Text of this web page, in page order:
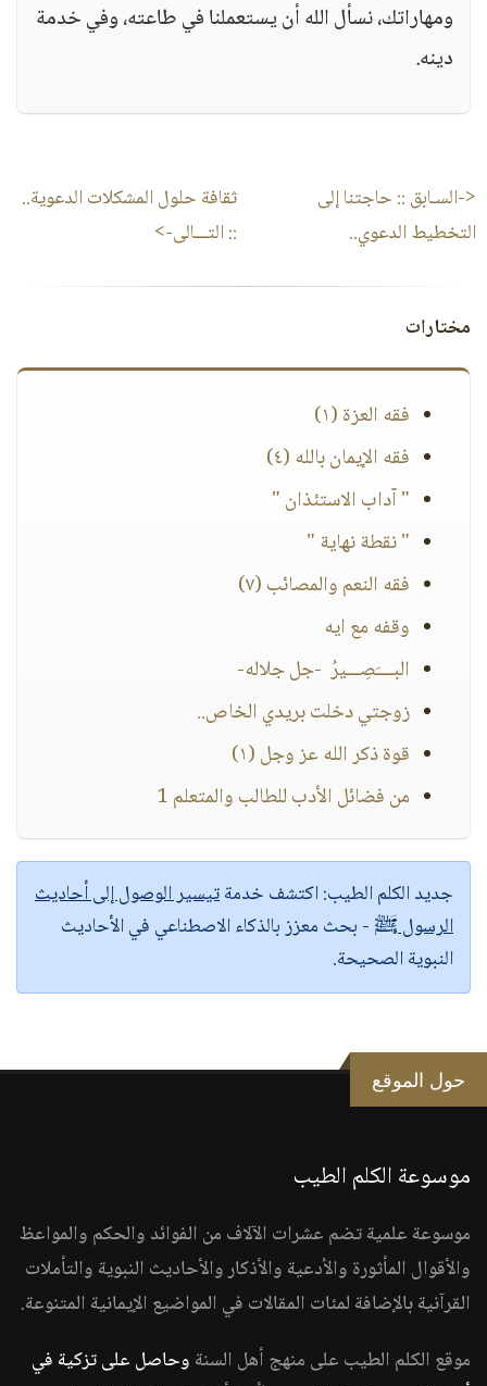
ومهاراتك، نسأل الله أن يستعملنا في طاعته، وفي خدمة
دينه.
<-السـابق :: حاجتنا إلى
التخطيط الدعوي..
ثقافة حلول المشكلات الدعوية..
:: التـــالى->
مختارات
فقه العزة (١)
فقه الإيمان بالله (٤)
" آداب الاستئذان "
" نقطة نهاية "
فقه النعم والمصائب (٧)
وقفه مع ايه
البــــَصِـــيرُ -جل جلاله-
زوجتي دخلت بريدي الخاص..
قوة ذكر الله عز وجل (١)
من فضائل الأدب للطالب والمتعلم 1
جديد الكلم الطيب:اكتشف خدمةتيسير الوصول إلى أحاديث
الرسول ﷺ - بحث معزز بالذكاء الاصطناعي في الأحاديث
النبوية الصحيحة.
حول الموقع
موسوعة الكلم الطيب
موسوعة علمية تضم عشرات الآلاف من الفوائد والحكم والمواعظ
والأقوال المأثورة والأدعية والأذكار والأحاديث النبوية والتأملات
القرآنية بالإضافة لمئات المقالات في المواضيع الإيمانية المتنوعة.
موقع الكلم الطيب على منهج أهل السنة وحاصل على تزكية في